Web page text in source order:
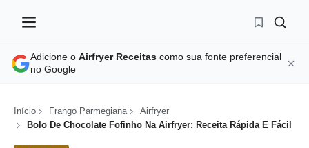
Adicione o Airfryer Receitas como sua fonte preferencial
no Google
Início Frango Parmegiana
Airfryer
Bolo De Chocolate Fofinho Na Airfryer: Receita Rápida E Fácil